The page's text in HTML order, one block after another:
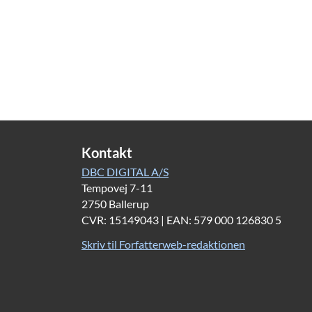
væk
lever
Kontakt
DBC DIGITAL A/S
Tempovej 7-11
2750 Ballerup
CVR: 15149043 | EAN: 579 000 126830 5
Skriv til Forfatterweb-redaktionen